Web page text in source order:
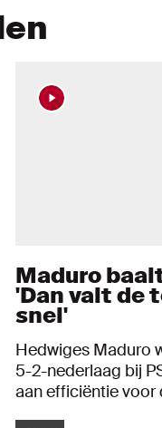
Maduro
'Dan valt de
snel'
Hedwiges Maduro
5-2-nederlaag bij
aan efficiëntie voor